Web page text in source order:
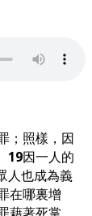
；照樣，因
19因一人的
人也成為義
在哪裏增